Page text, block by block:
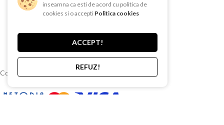
Termeni si conditii
Politica de Confientialitate
Politica de retur
Livrare si plata
Copyright © 2015-2025 EBAC TEHNIC
inseamna ca esti de acord cu politica de
cookies si o accepti Politica cookies
ACCEPT!
REFUZ!